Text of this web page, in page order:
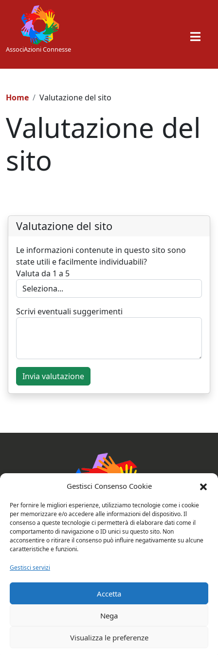
Gestisci Consenso Cookie
Per fornire le migliori esperienze, utilizziamo tecnologie come i cookie
per memorizzare e/o accedere alle informazioni del dispositivo. Il
consenso a queste tecnologie ci permetterà di elaborare dati come il
comportamento di navigazione o ID unici su questo sito. Non
acconsentire o ritirare il consenso può influire negativamente su alcune
caratteristiche e funzioni.
Gestisci servizi
Accetta
Nega
Visualizza le preferenze
Skip to main content
AssociAzioni Connesse
Home Valutazione del sito
Valutazione del
sito
Valutazione del sito
Le informazioni contenute in questo sito sono
state utili e facilmente individuabili?
Valuta da 1 a 5
Scrivi eventuali suggerimenti
AssociAzioni Connesse
Valutazione del sito
Copyright © 2026 Rubano: AssociAzioni